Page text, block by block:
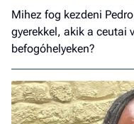
Mihez fog kezdeni
gyerekkel, akik a ceutai
befogóhelyeken?